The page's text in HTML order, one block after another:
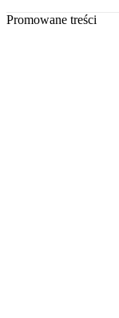
Promowane treści